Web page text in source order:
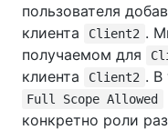
пользователя
клиента Client2 .
получаемом для
клиента
Client2 . В
Full Scope Allowed
конкретно роли